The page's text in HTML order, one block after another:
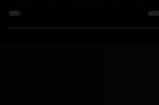
Núñez, asesor del departamento de
Cultura del...